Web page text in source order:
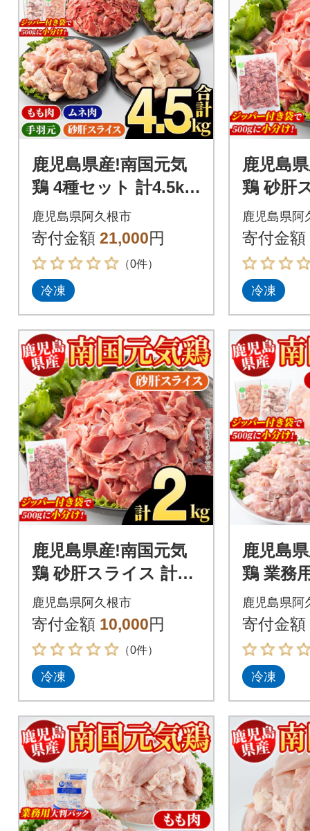
鹿児島県産!南国元気
鶏 4種セット 計4.5kg
【さるがく水産】akn
028-14
鹿児島県阿久根市
寄付金額 21,000円
（0件）
冷凍
鹿児島
鶏 砂肝
く水産
鹿児島県阿
寄付金額
冷凍
鹿児島県産!南国元気
鶏 砂肝スライス 計2k
g(500g×4P)【さるが
く水産】akn028-03
鹿児島県阿久根市
寄付金額 10,000円
（0件）
冷凍
鹿児島
鶏 業務
ネ肉 セ
【さる
028-20
鹿児島県阿
寄付金額
冷凍